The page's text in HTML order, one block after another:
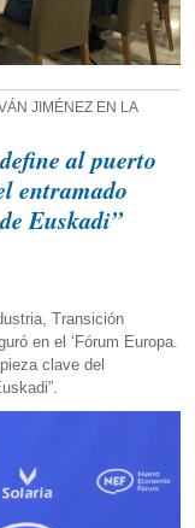
JIMÉNEZ EN LA
al puerto
entramado
Euskadi”
Transición
en el ‘Fórum Europa.
clave del